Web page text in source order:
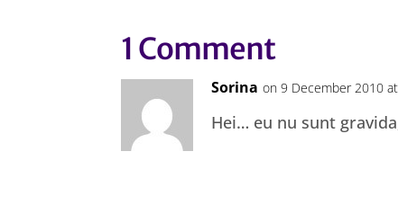
1 Comment
Sorina on 9 December 2010
Hei… eu nu sunt